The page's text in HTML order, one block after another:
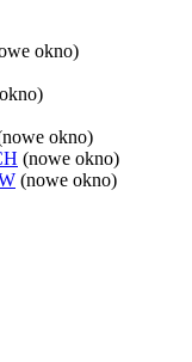
okno)
okno)
(nowe okno)
(nowe okno)